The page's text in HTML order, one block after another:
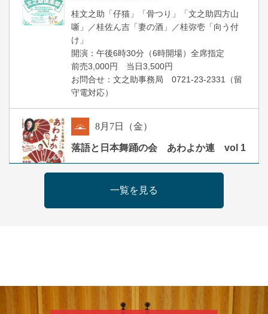
桂文之助「仔猫」「骨つり」「文之助四方山
噺」／桂佐ん吉「妻の酒」／桂弥壱「向う付
け」
開演：午後6時30分（6時開場）全席指定
前売3,000円 当日3,500円
お問合せ：文之助事務局 0721-23-2331（留
守電対応）
8月 7日（金）
落語と日本舞踊の会 あわよか連 vol 1
開演：午前10時（9時30分開場）
前売2,500円 当日3,000円
桂二豆／露の瑞／桂きん太郎／いわみせいじ
（似顔絵）／笑福亭笑利／桂文太～仲入～露
一覧を見る